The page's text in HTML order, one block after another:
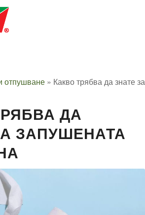
отпушване » Какво трябва да знате
ДА
ЗАПУШЕНАТА